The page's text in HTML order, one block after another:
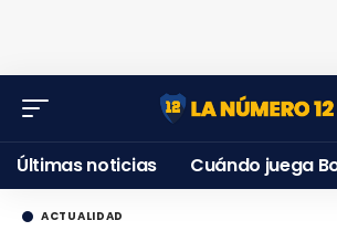
Últimas noticias Cuándo juega
ACTUALIDAD